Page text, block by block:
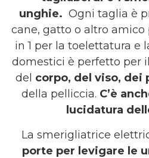
unghie. Ogni taglia è
cane, gatto o altro amico
in 1 per la toelettatura e
domestici è perfetto per
del corpo, del viso, dei
della pelliccia. C’è
lucidatura
La smerigliatrice
porte per levigare le